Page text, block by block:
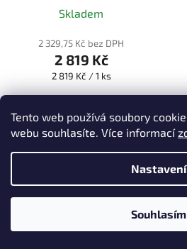
Tento web používá soubory
webu souhlasíte. Více informací
Nastavení
Souhlasím
Skladem
2 329,75 Kč bez DPH
2 819 Kč
Měrná
cena:
2 819 Kč / 1 ks
DETAIL